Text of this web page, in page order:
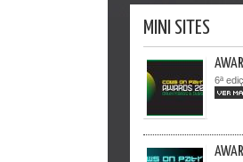
MINI SITES
6ª
VER